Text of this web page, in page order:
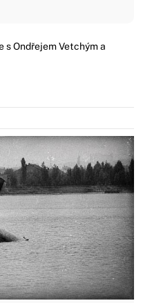
s Ondřejem Vetchým a